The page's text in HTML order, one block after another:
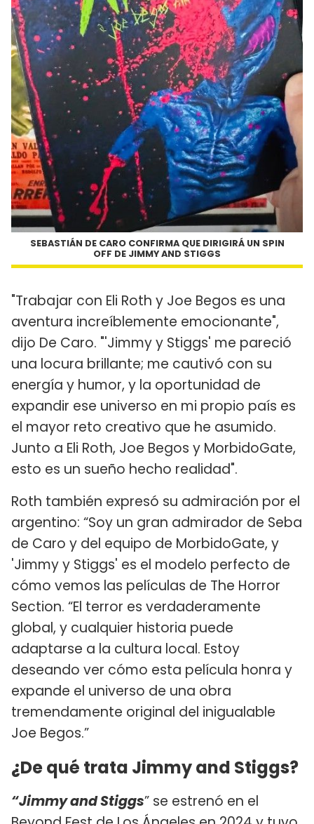
SEBASTIÁN DE CARO CONFIRMA QUE DIRIGIRÁ UN SPIN
OFF DE JIMMY AND STIGGS
"Trabajar con Eli Roth y Joe Begos es una
aventura increíblemente emocionante",
dijo De Caro. "'Jimmy y Stiggs' me pareció
una locura brillante; me cautivó con su
energía y humor, y la oportunidad de
expandir ese universo en mi propio país es
el mayor reto creativo que he asumido.
Junto a Eli Roth, Joe Begos y MorbidoGate,
esto es un sueño hecho realidad".
Roth también expresó su admiración por el
argentino: “Soy un gran admirador de Seba
de Caro y del equipo de MorbidoGate, y
'Jimmy y Stiggs' es el modelo perfecto de
cómo vemos las películas de The Horror
Section. “El terror es verdaderamente
global, y cualquier historia puede
adaptarse a la cultura local. Estoy
deseando ver cómo esta película honra y
expande el universo de una obra
tremendamente original del inigualable
Joe Begos.”
¿De qué trata Jimmy and Stiggs?
“Jimmy and Stiggs” se estrenó en el